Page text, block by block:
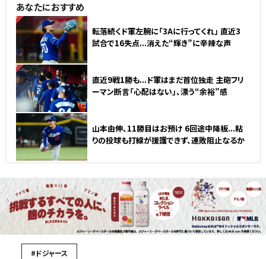
あなたにおすすめ
NEW
転落続くド軍左腕に「3Aに行ってくれ」 直近3
試合で16失点...消えた“輝き”に辛辣な声
NEW
直近9戦1勝も...ド軍はまだ首位独走 主砲フリ
ーマン断言「心配はない」、漂う“余裕”感
山本由伸、11勝目はお預け 6回途中降板...粘
りの投球も打線が援護できず、連敗阻止なるか
#ドジャース